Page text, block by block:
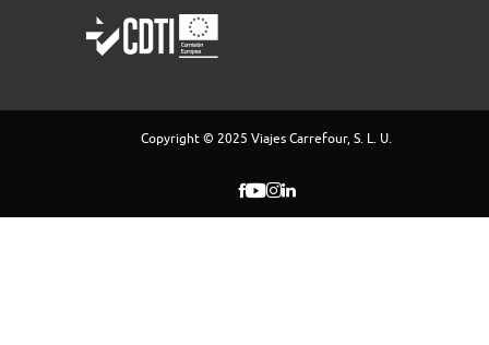
Desayuno
Autocar, minibús o van
Vuelo
ALOJAMIENTO
Copyright © 2025 Viajes Carrefour, S. L. U.